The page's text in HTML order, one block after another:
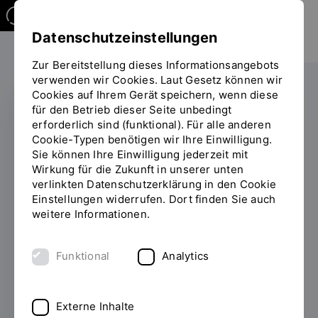
RCER-PREIS
Machbarkeitsanalyse
für ein 2226-
Schulgebäude
13.04.2023Lilli Marlen Mirlach erhielt den
mit 500 Euro dotierten RCER-Preis 2022 für
Energy and Resources (RCER).
Datenschutzeinstellungen
Zur Bereitstellung dieses Informationsangebots
verwenden wir Cookies. Laut Gesetz können wir
Cookies auf Ihrem Gerät speichern, wenn diese
für den Betrieb dieser Seite unbedingt
erforderlich sind (funktional). Für alle anderen
Cookie-Typen benötigen wir Ihre Einwilligung.
Sie können Ihre Einwilligung jederzeit mit
Wirkung für die Zukunft in unserer unten
verlinkten Datenschutzerklärung in den Cookie
Einstellungen widerrufen. Dort finden Sie auch
weitere Informationen.
Funktional Analytics
Externe Inhalte